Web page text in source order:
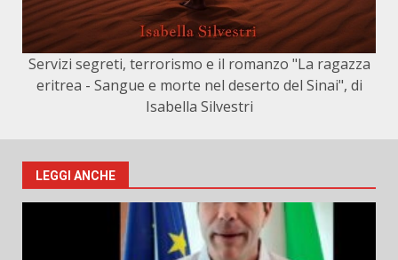
Servizi segreti, terrorismo e il romanzo "La ragazza
eritrea - Sangue e morte nel deserto del Sinai", di
Isabella Silvestri
LEGGI ANCHE